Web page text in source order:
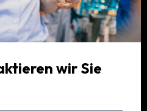
wir Sie